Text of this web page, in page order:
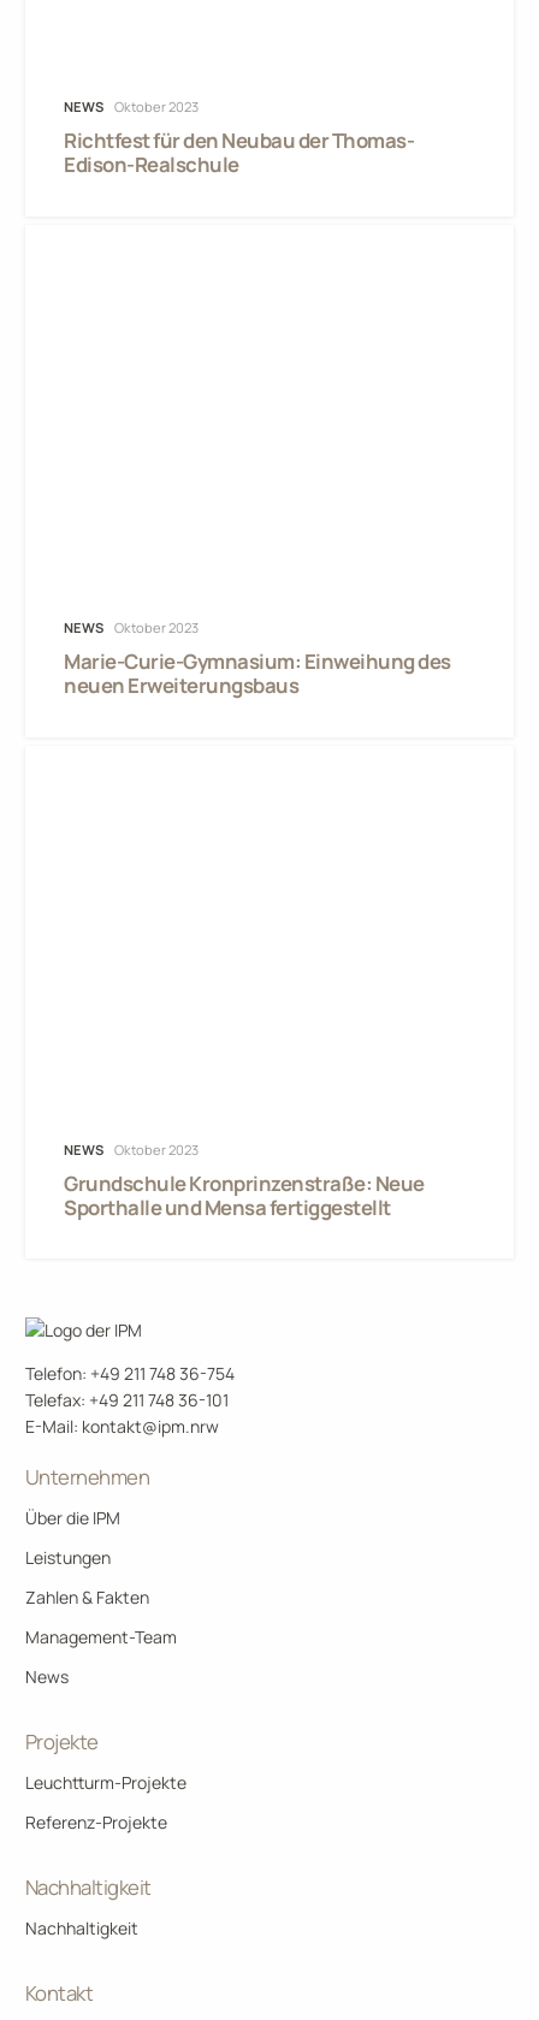
NEWS Oktober 2023
Richtfest für den Neubau der Thomas-
Edison-Realschule
NEWS Oktober 2023
Marie-Curie-Gymnasium: Einweihung des
neuen Erweiterungsbaus
NEWS Oktober 2023
Grundschule Kronprinzenstraße: Neue
Sporthalle und Mensa fertiggestellt
Telefon: +49 211 748 36-754
Telefax: +49 211 748 36-101
E-Mail: kontakt@ipm.nrw
Unternehmen
Über die IPM
Leistungen
Zahlen & Fakten
Management-Team
News
Projekte
Leuchtturm-Projekte
Referenz-Projekte
Nachhaltigkeit
Nachhaltigkeit
Kontakt